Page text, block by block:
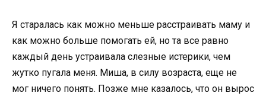
Я старалась как можно меньше расстраивать маму и
как можно больше помогать ей, но та все равно
каждый день устраивала слезные истерики, чем
жутко пугала меня. Миша, в силу возраста, еще не
мог ничего понять. Позже мне казалось, что он вырос